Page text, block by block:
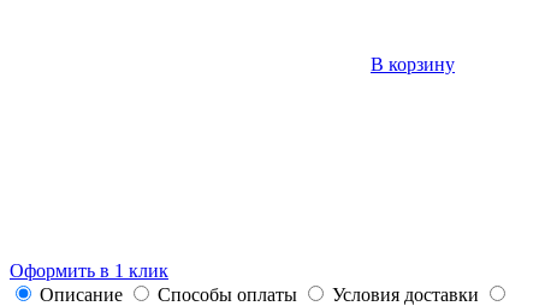
В корзину
Оформить в 1 клик
Описание
Способы оплаты
Условия доставки